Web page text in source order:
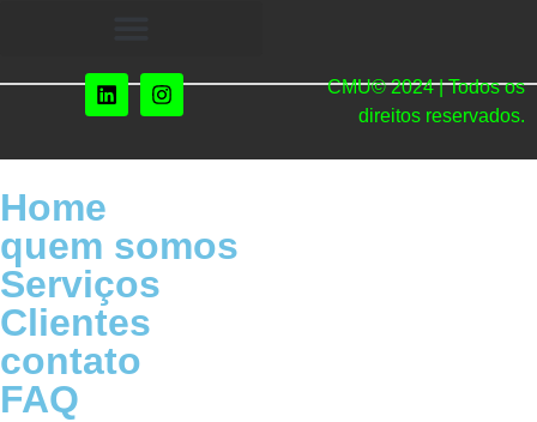
CMU© 2024 | Todos os
direitos reservados.
Home
quem somos
Serviços
Clientes
contato
FAQ